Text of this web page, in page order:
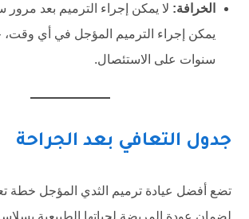
الخرافة: لا يمكن إجراء الترميم بعد مرور
يمكن إجراء الترميم المؤجل في أي وقت،
سنوات على الاستئصال.
جدول التعافي بعد الجراحة
تضع أفضل عيادة ترميم الثدي المؤجل خطة
لضمان عودة المريضة لحياتها الطبيعية